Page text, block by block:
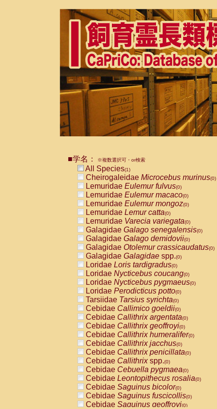
■学名： ※複数選択可・or検索
All Species(1)
Cheirogaleidae Microcebus murinus(0)
Lemuridae Eulemur fulvus(0)
Lemuridae Eulemur macaco(0)
Lemuridae Eulemur mongoz(0)
Lemuridae Lemur catta(0)
Lemuridae Varecia variegata(0)
Galagidae Galago senegalensis(0)
Galagidae Galago demidovii(0)
Galagidae Otolemur crassicaudatus(0)
Galagidae Galagidae spp.(0)
Loridae Loris tardigradus(0)
Loridae Nycticebus coucang(0)
Loridae Nycticebus pygmaeus(0)
Loridae Perodicticus potto(0)
Tarsiidae Tarsius syrichta(0)
Cebidae Callimico goeldii(0)
Cebidae Callithrix argentata(0)
Cebidae Callithrix geoffroyi(0)
Cebidae Callithrix humeralifer(0)
Cebidae Callithrix jacchus(0)
Cebidae Callithrix penicillata(0)
Cebidae Callithrixspp.(0)
Cebidae Cebuella pygmaea(0)
Cebidae Leontopithecus rosalia(0)
Cebidae Saguinus bicolor(0)
Cebidae Saguinus fuscicollis(0)
Cebidae Saguinus geoffroyi(0)